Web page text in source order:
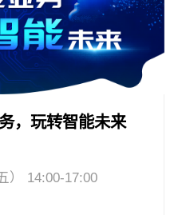
，玩转智能未来
） 14:00-17:00